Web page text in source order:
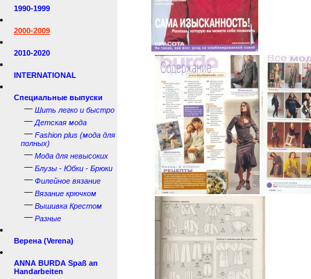
1990-1999
2000-2009
2010-2020
INTERNATIONAL
Специальные выпуски
— Шить легко и быстро
— Детская мода
— Fashion plus (мода для
полных)
— Мода для невысоких
— Блузы - Юбки - Брюки
— Филейное вязание
— Вязание крючком
— Вышивка Крестом
— Разные
Верена (Verena)
ANNA BURDA Spaß an
Handarbeiten